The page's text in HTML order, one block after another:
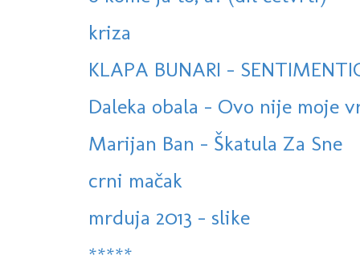
kriza
KLAPA BUNARI -
Daleka obala - Ovo nije moje
Marijan Ban - Škatula Za Sne
crni mačak
mrduja 2013 - slike
*****